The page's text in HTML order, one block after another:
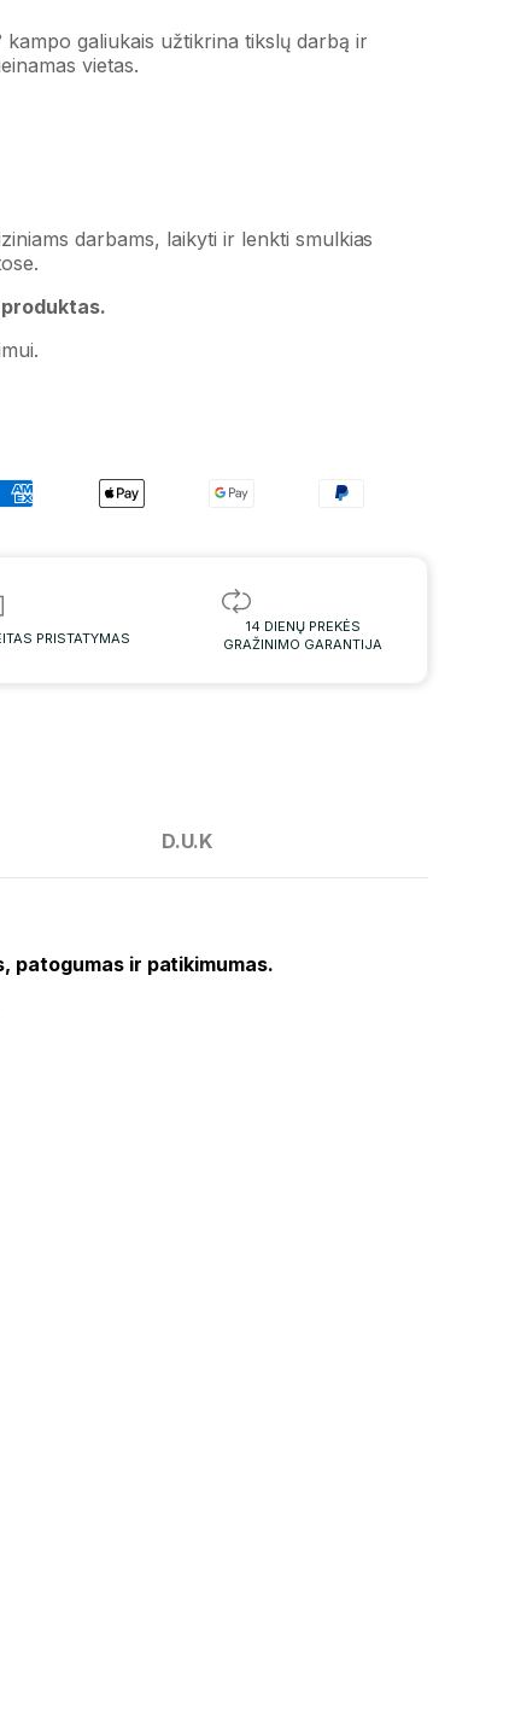
kampo galiukais užtikrina tikslų darbą ir
vietas.
darbams, laikyti ir lenkti smulkias
PRISTATYMAS
14 DIENŲ PREKĖS
GRAŽINIMO GARANTIJA
D.U.K
patogumas ir patikimumas.